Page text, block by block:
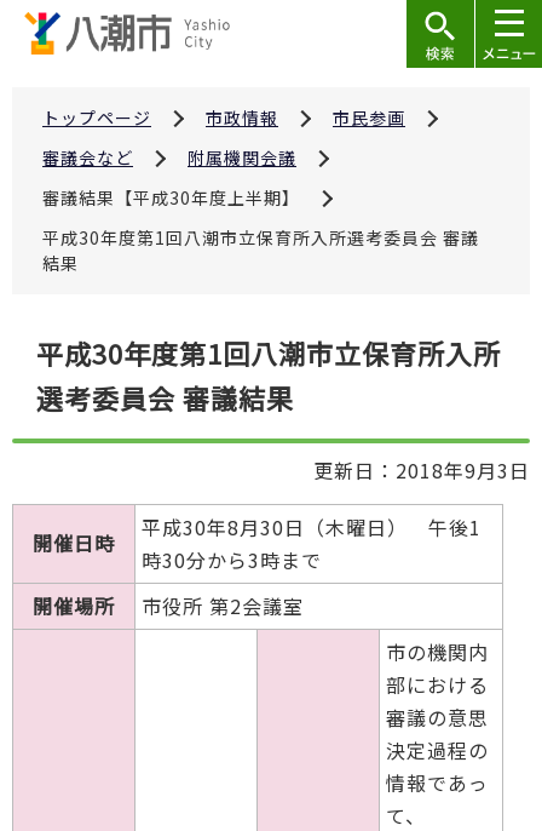
トップページ 市政情報
市民参画
審議会など
附属機関会議
審議結果【平成30年度上半期】
平成30年度第1回八潮市立保育所入所選考委員会 審議
結果
平成30年度第1回八潮市立保育所入所
選考委員会 審議結果
更新日：2018年9月3日
開催日時
平成30年8月30日（木曜日） 午後1
時30分から3時まで
開催場所
市役所 第2会議室
市の機関内
部における
審議の意思
決定過程の
情報であっ
て、